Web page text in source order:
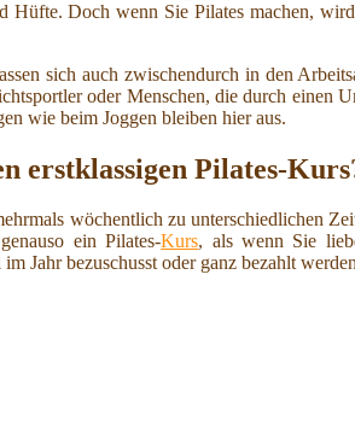
Hüfte. Doch wenn Sie Pilates machen,
sich auch zwischendurch in den
oder Menschen, die durch
wie beim Joggen bleiben hier aus.
erstklassigen Pilates-
wöchentlich zu unterschiedlichen
ein Pilates-Kurs, als wenn Sie
Jahr bezuschusst oder ganz bezahlt